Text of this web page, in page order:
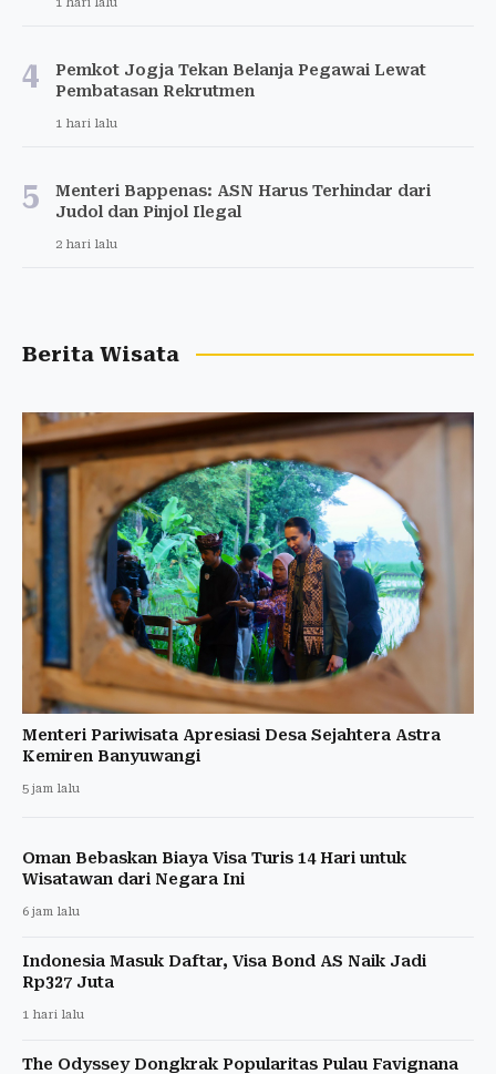
4
Pemkot Jogja Tekan Belanja Pegawai Lewat
Pembatasan Rekrutmen
1 hari lalu
5
Menteri Bappenas: ASN Harus Terhindar dari
Judol dan Pinjol Ilegal
2 hari lalu
Berita Wisata
Menteri Pariwisata Apresiasi Desa Sejahtera Astra
Kemiren Banyuwangi
5 jam lalu
Oman Bebaskan Biaya Visa Turis 14 Hari untuk
Wisatawan dari Negara Ini
6 jam lalu
Indonesia Masuk Daftar, Visa Bond AS Naik Jadi
Rp327 Juta
1 hari lalu
The Odyssey Dongkrak Popularitas Pulau Favignana